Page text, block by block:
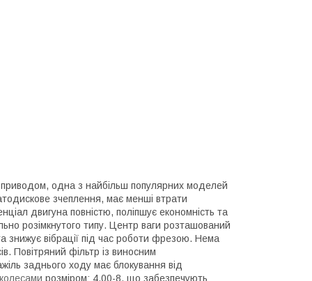
одна з найбільш популярних моделей
зчеплення, має менші втрати
двигуна повністю, поліпшує економність та
розімкнутого типу. Центр ваги розташований
знижує вібрації під час роботи фрезою. Нема
Повітряний фільтр із виносним
заднього ходу має блокування від
колесами розміром: 4.00-8, що забезпечують